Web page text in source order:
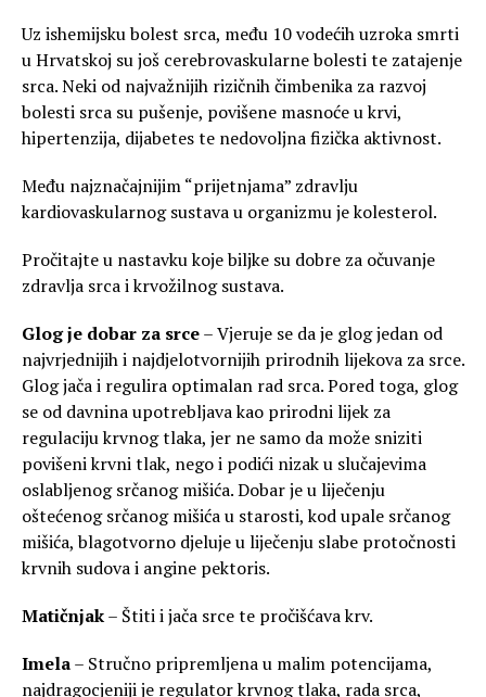
Uz ishemijsku bolest srca, među 10 vodećih uzroka smrti
u Hrvatskoj su još cerebrovaskularne bolesti te zatajenje
srca. Neki od najvažnijih rizičnih čimbenika za razvoj
bolesti srca su pušenje, povišene masnoće u krvi,
hipertenzija, dijabetes te nedovoljna fizička aktivnost.
Među najznačajnijim “prijetnjama” zdravlju
kardiovaskularnog sustava u organizmu je kolesterol.
Pročitajte u nastavku koje biljke su dobre za očuvanje
zdravlja srca i krvožilnog sustava.
Glog je dobar za srce– Vjeruje se da je glog jedan od
najvrjednijih i najdjelotvornijih prirodnih lijekova za srce.
Glog jača i regulira optimalan rad srca. Pored toga, glog
se od davnina upotrebljava kao prirodni lijek za
regulaciju krvnog tlaka, jer ne samo da može sniziti
povišeni krvni tlak, nego i podići nizak u slučajevima
oslabljenog srčanog mišića. Dobar je u liječenju
oštećenog srčanog mišića u starosti, kod upale srčanog
mišića, blagotvorno djeluje u liječenju slabe protočnosti
krvnih sudova i angine pektoris.
Matičnjak– Štiti i jača srce te pročišćava krv.
Imela– Stručno pripremljena u malim potencijama,
najdragocjeniji je regulator krvnog tlaka, rada srca,